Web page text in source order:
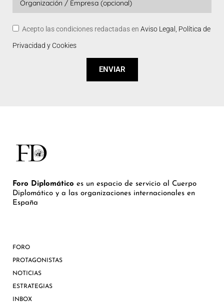
Acepto las condiciones redactadas en Aviso Legal, Política de
Privacidad y Cookies
ENVIAR
Foro Diplomático es un espacio de servicio al Cuerpo
Diplomático y a las organizaciones internacionales en
España
FORO
PROTAGONISTAS
NOTICIAS
ESTRATEGIAS
INBOX